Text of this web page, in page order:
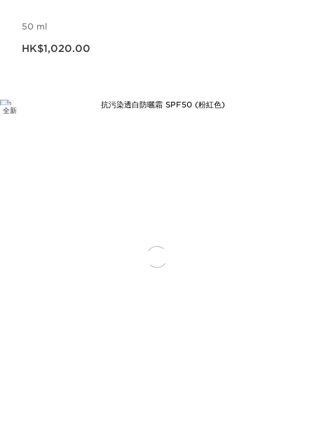
50 ml
HK$1,020.00
全新